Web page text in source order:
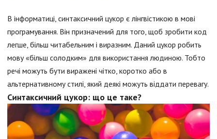
В інформатиці, синтаксичний цукор є лінгвістикою в мові
програмування. Він призначений для того, щоб зробити код
легше, більш читабельним і виразним. Даний цукор робить
мову «більш солодким» для використання людиною. Тобто
речі можуть бути виражені чітко, коротко або в
альтернативному стилі, який деякі можуть віддати перевагу.
Синтаксичний цукор: що це таке?